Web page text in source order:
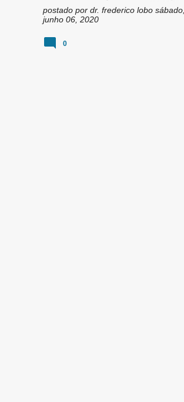
minimizar impactos ambientais ?
postado por dr. frederico lobo sábado,
junho 06, 2020
0